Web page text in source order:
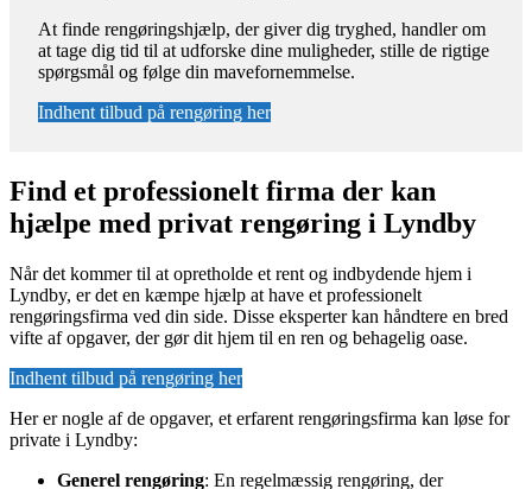
At finde rengøringshjælp, der giver dig tryghed, handler om
at tage dig tid til at udforske dine muligheder, stille de rigtige
spørgsmål og følge din mavefornemmelse.
Indhent tilbud på rengøring her
Find et professionelt firma der kan
hjælpe med privat rengøring i Lyndby
Når det kommer til at opretholde et rent og indbydende hjem i
Lyndby, er det en kæmpe hjælp at have et professionelt
rengøringsfirma ved din side. Disse eksperter kan håndtere en bred
vifte af opgaver, der gør dit hjem til en ren og behagelig oase.
Indhent tilbud på rengøring her
Her er nogle af de opgaver, et erfarent rengøringsfirma kan løse for
private i Lyndby:
Generel rengøring: En regelmæssig rengøring, der